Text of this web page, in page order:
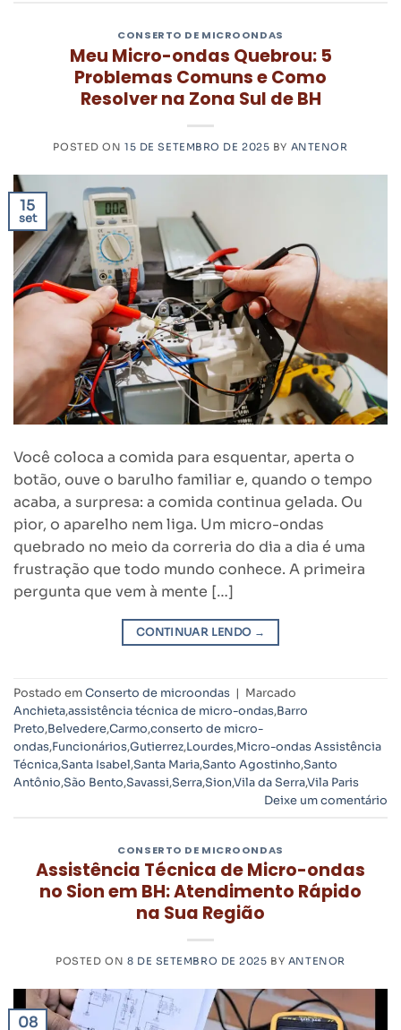
CONSERTO DE MICROONDAS
Meu Micro-ondas Quebrou: 5
Problemas Comuns e Como
Resolver na Zona Sul de BH
POSTED ON15 DE SETEMBRO DE 2025 BY ANTENOR
15
set
Você coloca a comida para esquentar, aperta o
botão, ouve o barulho familiar e, quando o tempo
acaba, a surpresa: a comida continua gelada. Ou
pior, o aparelho nem liga. Um micro-ondas
quebrado no meio da correria do dia a dia é uma
frustração que todo mundo conhece. A primeira
pergunta que vem à mente […]
CONTINUAR LENDO →
Postado emConserto de microondas | Marcado
Anchieta,assistência técnica de micro-ondas,Barro
Preto,Belvedere,Carmo,conserto de micro-
ondas,Funcionários,Gutierrez,Lourdes,Micro-ondas Assistência
Técnica,Santa Isabel,Santa Maria,Santo Agostinho,Santo
Antônio,São Bento,Savassi,Serra,Sion,Vila da Serra,Vila Paris
Deixe um comentário
CONSERTO DE MICROONDAS
Assistência Técnica de Micro-ondas
no Sion em BH: Atendimento Rápido
na Sua Região
POSTED ON 8 DE SETEMBRO DE 2025 BY ANTENOR
08